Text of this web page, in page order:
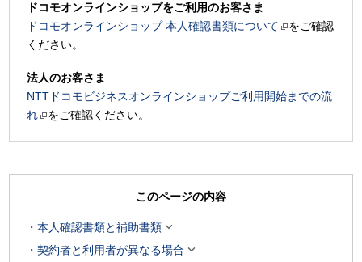
ドコモオンラインショップをご利用のお客さま
ドコモオンラインショップ 本人確認書類について
をご確認
ください。
法人のお客さま
NTTドコモビジネスオンラインショップご利用開始までの流
れ
をご確認ください。
このページの内容
本人確認書類と補助書類
契約者と利用者が異なる場合 